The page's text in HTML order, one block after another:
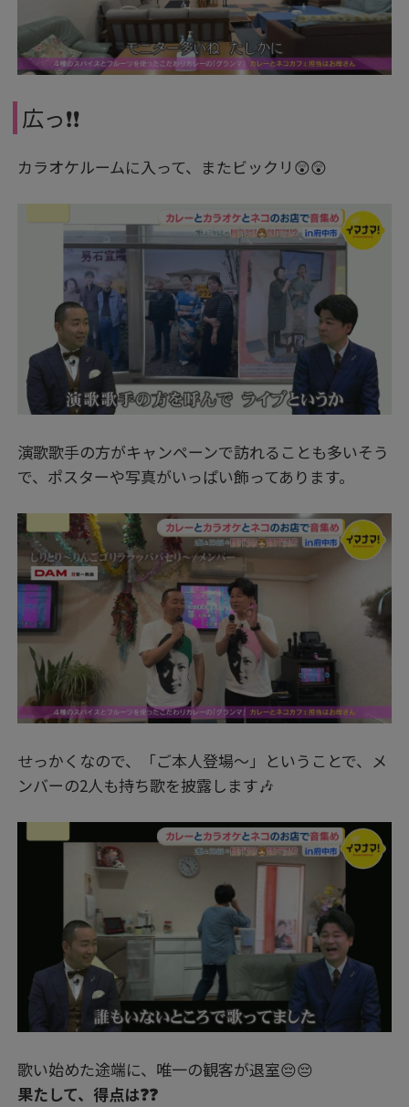
広っ❗❗
カラオケルームに入って、またビックリ😲😲
演歌歌手の方がキャンペーンで訪れることも多いそう
で、ポスターや写真がいっぱい飾ってあります。
せっかくなので、「ご本人登場～」ということで、メ
ンバーの2人も持ち歌を披露します🎶
歌い始めた途端に、唯一の観客が退室😔😔
果たして、得点は❓❓